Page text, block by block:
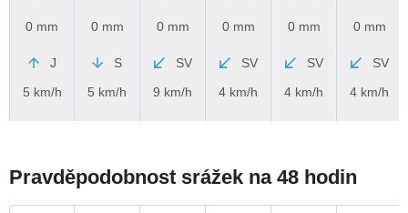
0 mm
J
5 km/h
0 mm
S
5 km/h
0 mm
SV
9 km/h
0 mm
SV
4 km/h
0 mm
SV
4 km/h
0 mm
SV
4 km/h
Pravděpodobnost srážek na 48 hodin